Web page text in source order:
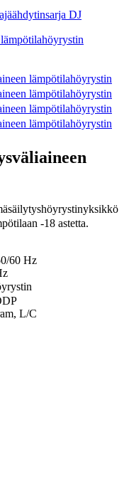
DJ
-18 astetta.
60 Hz
L/C